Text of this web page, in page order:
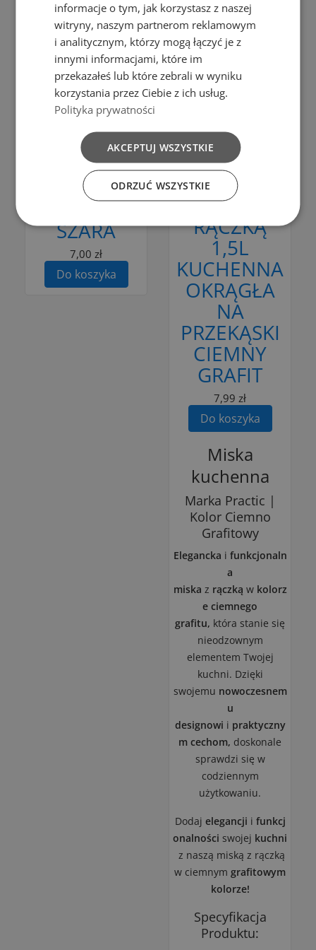
Do koszyka
Dodaj do porównania
Do koszyka
Bąble
OKRĄGŁA
MATA DO
ZLEWU
SZARA
7,00 zł
Do koszyka
Do koszyka
MISKA
MISECZKA Z
RĄCZKĄ
1,5L
KUCHENNA
OKRĄGŁA
NA
PRZEKĄSKI
CIEMNY
GRAFIT
7,99 zł
Do koszyka
Miska
kuchenna
Marka Practic |
Kolor Ciemno
Grafitowy
Elegancka i funkcjonaln
a
miska z rączką w kolorz
e ciemnego
grafitu, która stanie się
nieodzownym
elementem Twojej
kuchni. Dzięki
swojemu nowoczesnem
u
designowi i praktyczny
m cechom, doskonale
sprawdzi się w
codziennym
użytkowaniu.
Dodaj elegancji i funkcj
onalności swojej kuchni
z naszą miską z rączką
w ciemnym grafitowym
kolorze!
Specyfikacja
Produktu:
informacje o tym, jak korzystasz z naszej
witryny, naszym partnerom reklamowym
i analitycznym, którzy mogą łączyć je z
innymi informacjami, które im
przekazałeś lub które zebrali w wyniku
korzystania przez Ciebie z ich usług.
Polityka prywatności
AKCEPTUJ WSZYSTKIE
ODRZUĆ WSZYSTKIE